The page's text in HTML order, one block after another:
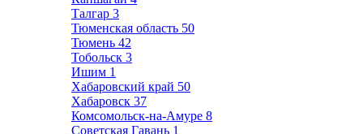
Талгар 3
Тюменская область 50
Тюмень 42
Тобольск 3
Ишим 1
Хабаровский край 50
Хабаровск 37
Комсомольск-на-Амуре 8
Советская Гавань 1